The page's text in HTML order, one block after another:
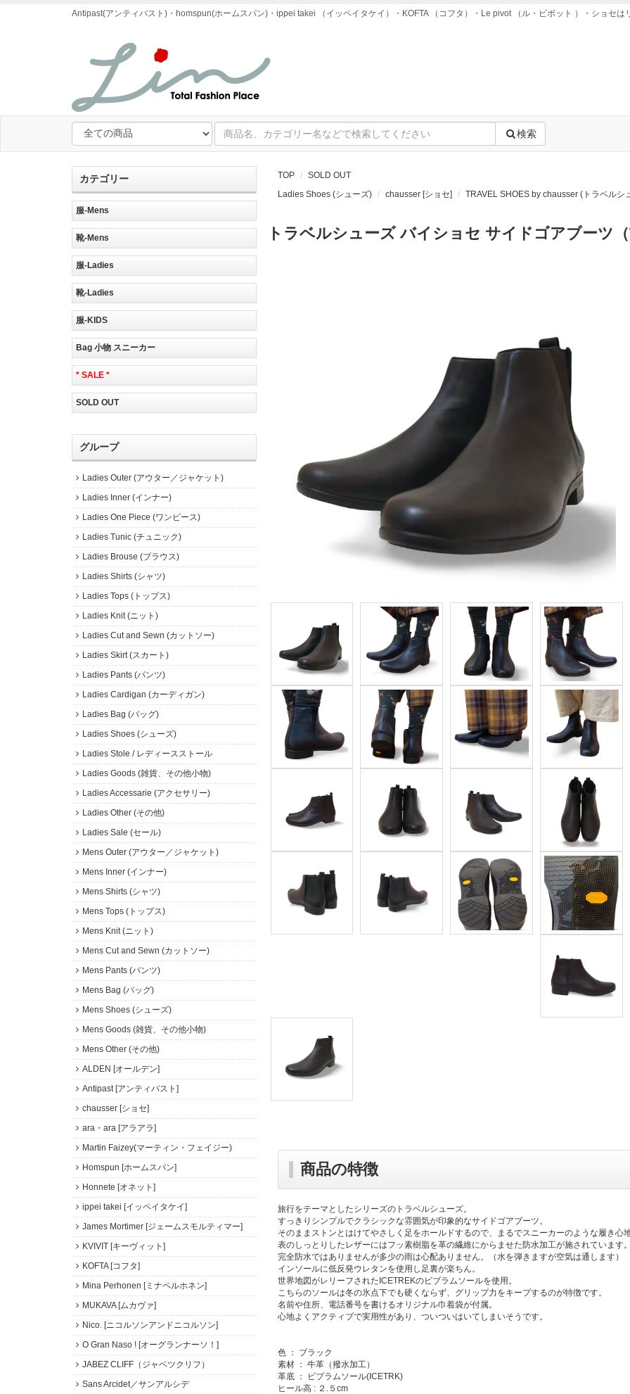
Antipast(アンティパスト)・homspun(ホームスパン)・ippei takei （イッペイタケイ）・KOFTA （コフタ）・Le pivot （ル・ピボット ）・ショセは
検索
TOP
SOLD OUT
Ladies Shoes (シューズ)
chausser [ショセ] TRAVEL SHOES by chausser (トラベルシ
トラベルシューズ バイショセ サイドゴアブーツ
商品の特徴
旅行をテーマとしたシリーズのトラベルシューズ。
すっきりシンプルでクラシックな雰囲気が印象的なサイドゴアブーツ。
そのままストンとはけてやさしく足をホールドするので、まるでスニーカーのような履き心
表のしっとりしたレザーにはフッ素樹脂を革の繊維にからませた防水加工が施されています
完全防水ではありませんが多少の雨は心配ありません。（水を弾きますが空気は通します）
インソールに低反発ウレタンを使用し足裏が楽ちん。
世界地図がレリーフされたICETREKのビブラムソールを使用。
こちらのソールは冬の氷点下でも硬くならず、グリップ力をキープするのが特徴です。
名前や住所、電話番号を書けるオリジナル巾着袋が付属。
心地よくアクティブで実用性があり、ついついはいてしまいそうです。
色 ： ブラック
素材 ： 牛革（撥水加工）
革底 ： ビブラムソール(ICETRK)
ヒール高 : ２.５cm
カテゴリー
服-Mens
靴-Mens
服-Ladies
靴-Ladies
服-KIDS
Bag 小物 スニーカー
* SALE *
SOLD OUT
グループ
Ladies Outer (アウター／ジャケット)
Ladies Inner (インナー)
Ladies One Piece (ワンピース)
Ladies Tunic (チュニック)
Ladies Brouse (ブラウス)
Ladies Shirts (シャツ)
Ladies Tops (トップス)
Ladies Knit (ニット)
Ladies Cut and Sewn (カットソー)
Ladies Skirt (スカート)
Ladies Pants (パンツ)
Ladies Cardigan (カーディガン)
Ladies Bag (バッグ)
Ladies Shoes (シューズ)
Ladies Stole / レディースストール
Ladies Goods (雑貨、その他小物)
Ladies Accessarie (アクセサリー)
Ladies Other (その他)
Ladies Sale (セール)
Mens Outer (アウター／ジャケット)
Mens Inner (インナー)
Mens Shirts (シャツ)
Mens Tops (トップス)
Mens Knit (ニット)
Mens Cut and Sewn (カットソー)
Mens Pants (パンツ)
Mens Bag (バッグ)
Mens Shoes (シューズ)
Mens Goods (雑貨、その他小物)
Mens Other (その他)
ALDEN [オールデン]
Antipast [アンティパスト]
chausser [ショセ]
ara・ara [アラアラ]
Martin Faizey(マーティン・フェイジー)
Homspun [ホームスパン]
Honnete [オネット]
ippei takei [イッペイタケイ]
James Mortimer [ジェームスモルティマー]
KVIVIT [キーヴィット]
KOFTA [コフタ]
Mina Perhonen [ミナペルホネン]
MUKAVA [ムカヴァ]
Nico. [ニコルソンアンドニコルソン]
O Gran Naso ! [オーグランナーソ！]
JABEZ CLIFF（ジャベツクリフ）
Sans Arcidet／サンアルシデ